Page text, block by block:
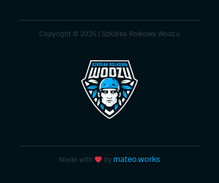
Copyright © 2026 | Szkółka Rolkowa Wodzu
Made with by mateo.works